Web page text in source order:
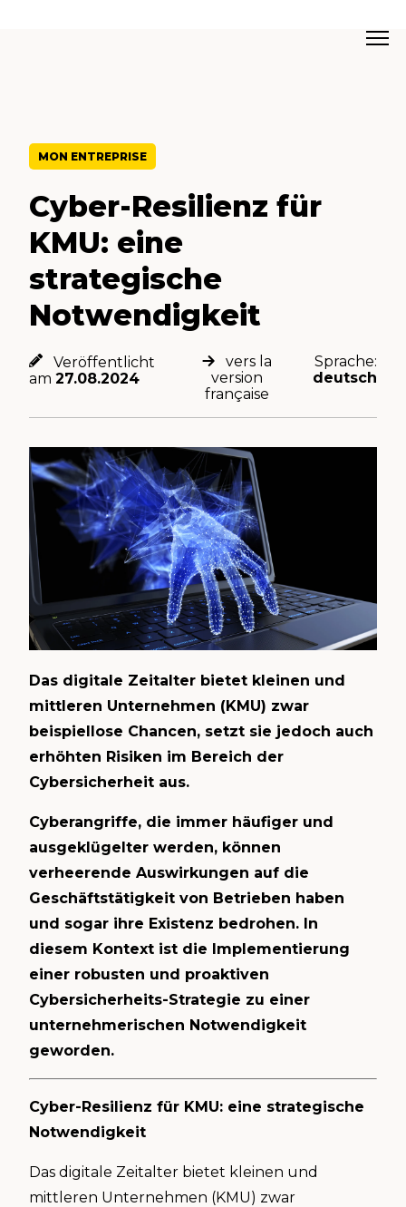
MON ENTREPRISE
Cyber-Resilienz für
KMU: eine
strategische
Notwendigkeit
Veröffentlicht
am 27.08.2024
vers la
version
française
Sprache:
deutsch
Das digitale Zeitalter bietet kleinen und
mittleren Unternehmen (KMU) zwar
beispiellose Chancen, setzt sie jedoch auch
erhöhten Risiken im Bereich der
Cybersicherheit aus.
Cyberangriffe, die immer häufiger und
ausgeklügelter werden, können
verheerende Auswirkungen auf die
Geschäftstätigkeit von Betrieben haben
und sogar ihre Existenz bedrohen. In
diesem Kontext ist die Implementierung
einer robusten und proaktiven
Cybersicherheits-Strategie zu einer
unternehmerischen Notwendigkeit
geworden.
Cyber-Resilienz für KMU: eine strategische
Notwendigkeit
Das digitale Zeitalter bietet kleinen und
mittleren Unternehmen (KMU) zwar